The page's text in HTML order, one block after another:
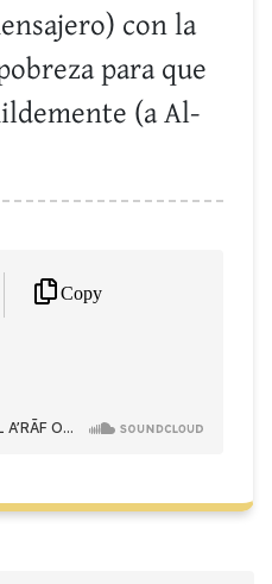
con la
para que
(a Al-
Copy